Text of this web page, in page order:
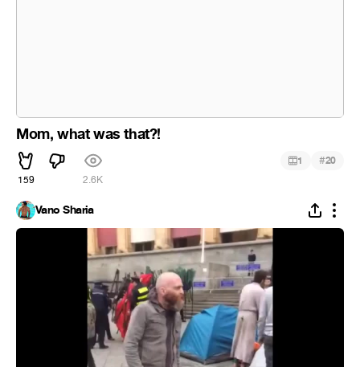
Mom, what was that?!
159 2.6K
1 #20
Vano Sharia